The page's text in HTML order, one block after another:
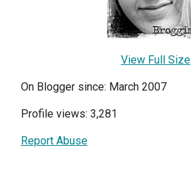
View Full Size
On Blogger since: March 2007
Profile views: 3,281
Report Abuse